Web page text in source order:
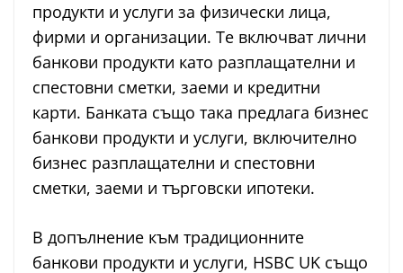
продукти и услуги за физически лица,
фирми и организации. Те включват лични
банкови продукти като разплащателни и
спестовни сметки, заеми и кредитни
карти. Банката също така предлага бизнес
банкови продукти и услуги, включително
бизнес разплащателни и спестовни
сметки, заеми и търговски ипотеки.
В допълнение към традиционните
банкови продукти и услуги, HSBC UK също